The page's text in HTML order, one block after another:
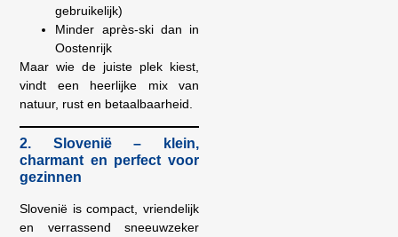
gebruikelijk)
Minder après-ski dan in
Oostenrijk
Maar wie de juiste plek kiest,
vindt een heerlijke mix van
natuur, rust en betaalbaarheid.
2. Slovenië – klein,
charmant en perfect voor
gezinnen
Slovenië is compact, vriendelijk
en verrassend sneeuwzeker